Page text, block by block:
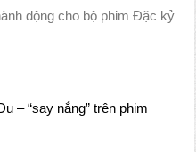
động cho bộ phim Đặc kỷ